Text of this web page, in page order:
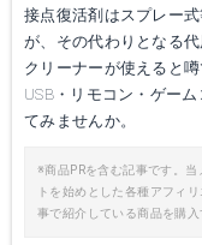
接点復活剤はスプレー
が、その代わりとなる
クリーナーが使えると
USB・リモコン・ゲー
てみませんか。
※商品PRを含む記事です。
トを始めとした各種アフィ
事で紹介している商品を購